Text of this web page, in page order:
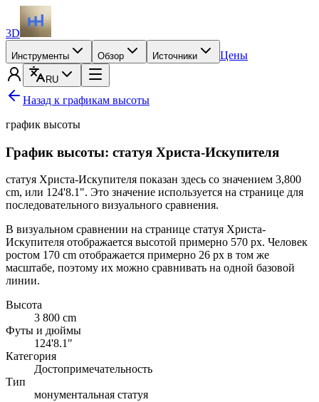
3D
Инструменты Обзор Источники Цены
RU
Назад к графикам высоты
график высоты
График высоты: статуя Христа-Искупителя
статуя Христа-Искупителя показан здесь со значением 3,800
cm, или 124'8.1". Это значение используется на странице для
последовательного визуального сравнения.
В визуальном сравнении на странице статуя Христа-
Искупителя отображается высотой примерно 570 px. Человек
ростом 170 cm отображается примерно 26 px в том же
масштабе, поэтому их можно сравнивать на одной базовой
линии.
Высота
3 800 cm
Футы и дюймы
124'8.1"
Категория
Достопримечательность
Тип
монументальная статуя